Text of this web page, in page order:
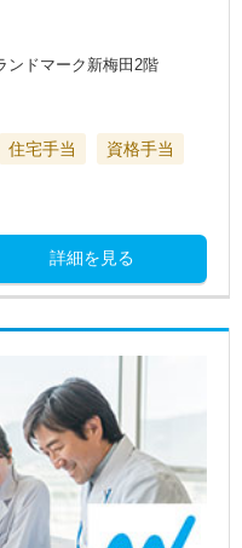
ンドマーク新梅田2階
住宅手当
資格手当
詳細を見る